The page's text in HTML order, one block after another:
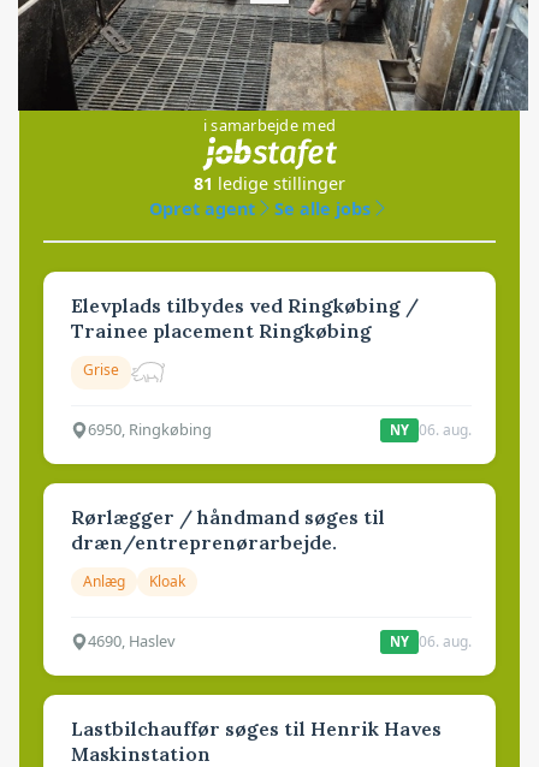
Jobs
i samarbejde med
81 ledige stillinger
Opret agent
Se alle jobs
Elevplads tilbydes ved Ringkøbing /
Trainee placement Ringkøbing
Grise
6950, Ringkøbing NY 06. aug.
Rørlægger / håndmand søges til
dræn/entreprenørarbejde.
Anlæg Kloak
4690, Haslev NY 06. aug.
Lastbilchauffør søges til Henrik Haves
Maskinstation